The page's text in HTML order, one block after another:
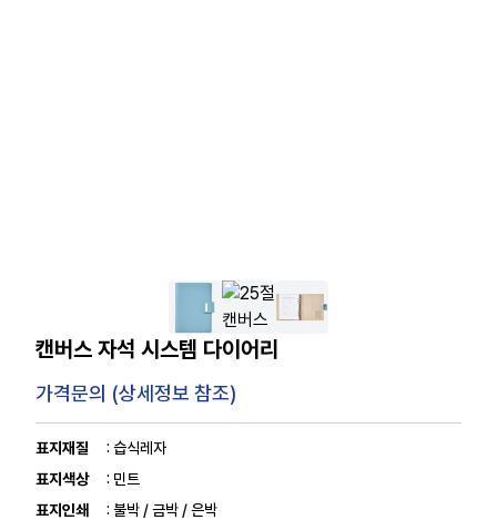
캔버스 자석 시스템 다이어리
가격문의 (상세정보 참조)
표지재질
: 습식레자
표지색상
: 민트
표지인쇄
: 불박 / 금박 / 은박